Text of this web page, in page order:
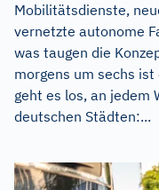
Mobilitätsdienste,
vernetzte autonome
was taugen die
morgens um sechs ist
geht es los, an jedem
deutschen Städten:...